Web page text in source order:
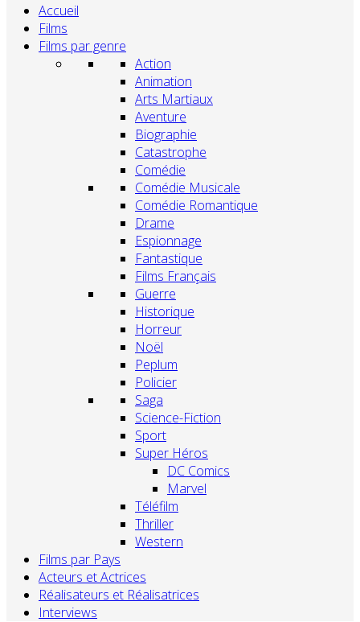
Accueil
Films
Films par genre
Action
Animation
Arts Martiaux
Aventure
Biographie
Catastrophe
Comédie
Comédie Musicale
Comédie Romantique
Drame
Espionnage
Fantastique
Films Français
Guerre
Historique
Horreur
Noël
Peplum
Policier
Saga
Science-Fiction
Sport
Super Héros
DC Comics
Marvel
Téléfilm
Thriller
Western
Films par Pays
Acteurs et Actrices
Réalisateurs et Réalisatrices
Interviews